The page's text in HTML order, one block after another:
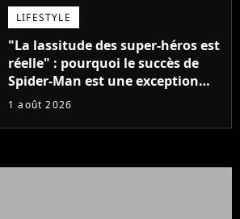
LIFESTYLE
"La lassitude des super-héros est
réelle" : pourquoi le succès de
Spider-Man est une exception
dans le ras-le-bol général des
1 août 2026